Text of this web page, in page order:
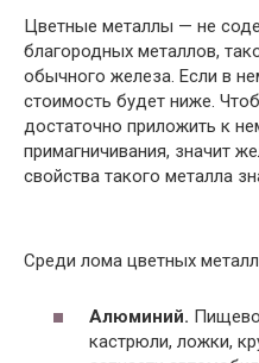
Цветные металлы — не
благородных металлов,
обычного железа. Если в
стоимость будет ниже.
достаточно приложить к
примагничивания, значит
свойства такого металла
Среди лома цветных
Алюминий.
кастрюли, ложки,